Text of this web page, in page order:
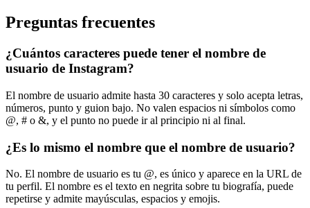
Preguntas frecuentes
¿Cuántos caracteres puede tener el nombre de
usuario de Instagram?
El nombre de usuario admite hasta 30 caracteres y solo acepta letras,
números, punto y guion bajo. No valen espacios ni símbolos como
@, # o &, y el punto no puede ir al principio ni al final.
¿Es lo mismo el nombre que el nombre de usuario?
No. El nombre de usuario es tu @, es único y aparece en la URL de
tu perfil. El nombre es el texto en negrita sobre tu biografía, puede
repetirse y admite mayúsculas, espacios y emojis.